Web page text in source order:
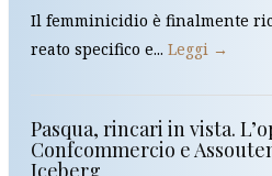
Il femminicidio è finalmente
reato specifico e... Leggi →
Pasqua, rincari in vista.
Confcommercio e
Iceberg